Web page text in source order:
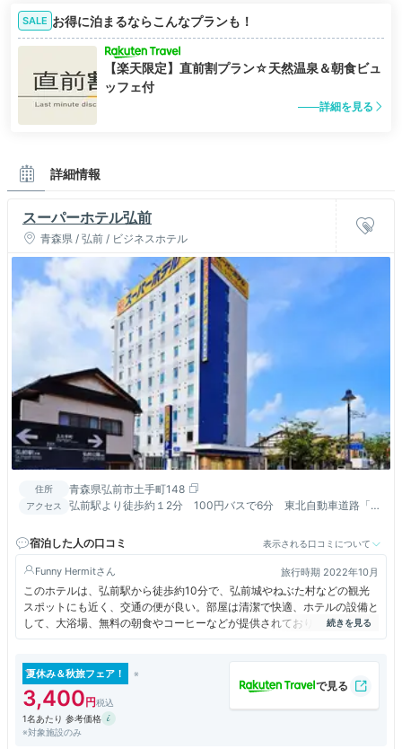
SALE お得に泊まるならこんなプランも！
【楽天限定】直前割プラン☆天然温泉＆朝食ビュ
ッフェ付
詳細を見る
詳細情報
スーパーホテル弘前
青森県 / 弘前 / ビジネスホテル
住所 青森県弘前市土手町148
アクセス
弘前駅より徒歩約１2分 100円バスで6分 東北自動車道路「大
宿泊した人の口コミ
表示される口コミについて
Funny Hermit 旅行時期 2022年10月
このホテルは、弘前駅から徒歩約10分で、弘前城やねぶた村などの観光
スポットにも近く、交通の便が良い。部屋は清潔で快適、ホテルの設備と
して、大浴場、無料の朝食やコーヒーなどが提供されており、コスパが高
い。一方で、今回はレンタカーで移動していたので、駐車場が狭いのが欠
夏休み＆秋旅フェア！
3,400
1名あたり 参考価格
※対象施設のみ